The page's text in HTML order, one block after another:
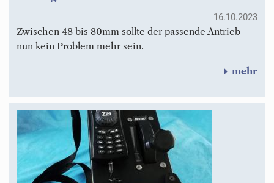
16.10.2023
Zwischen 48 bis 80mm sollte der passende Antrieb
nun kein Problem mehr sein.
mehr